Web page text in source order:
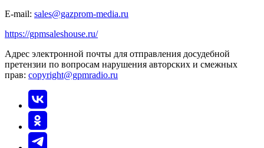
E-mail: sales@gazprom-media.ru
https://gpmsaleshouse.ru/
Адрес электронной почты для отправления досудебной
претензии по вопросам нарушения авторских и смежных
прав: copyright@gpmradio.ru